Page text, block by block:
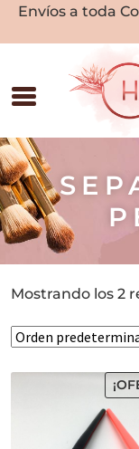
Envíos a toda
Mostrando los 2